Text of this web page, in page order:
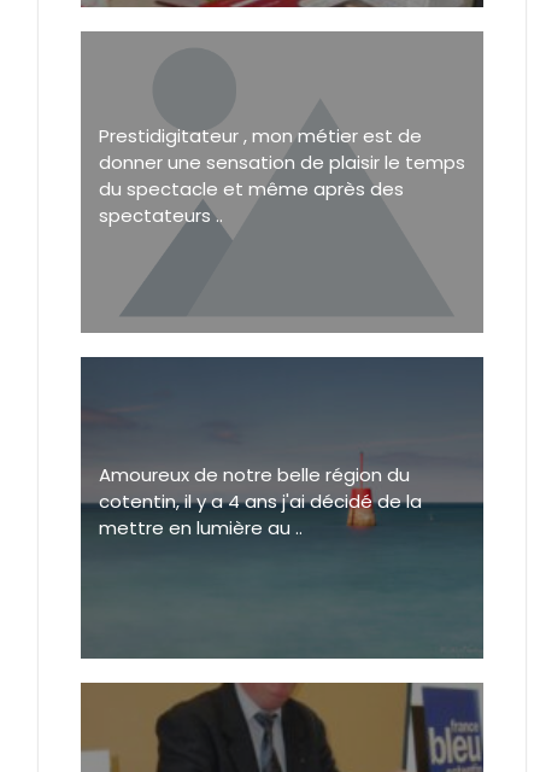
Prestidigitateur , mon métier est de
donner une sensation de plaisir le temps
du spectacle et même après des
spectateurs ..
Amoureux de notre belle région du
cotentin, il y a 4 ans j'ai décidé de la
mettre en lumière au ..